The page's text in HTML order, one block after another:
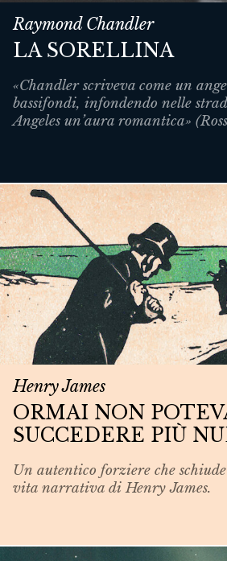
Raymond Chandler
LA SORELLINA
«Chandler scriveva come un
bassifondi, infondendo nelle
Angeles un’aura romantica»
Henry James
ORMAI NON
SUCCEDERE PIÙ
Un autentico forziere che
vita narrativa di Henry James.